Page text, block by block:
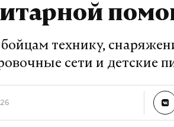
технику,
сети и детские